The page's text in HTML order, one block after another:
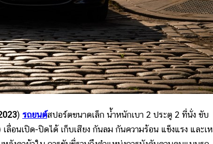
) รถยนต์สปอร์ตขนาดเล็ก น้ำหนักเบา 2 ประตู 2 ที่นั่ง ขับ
อนเปิด-ปิดได้ เก็บเสียง กันลม กันความร้อน แข็งแรง และเ